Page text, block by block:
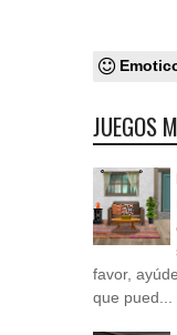
JUEGOS
favor,
que pued...